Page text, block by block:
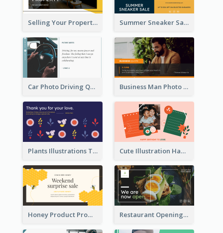
Selling Your Property Real Estate Twitter Post Summer Sneaker Sale Twitter Post
Car Photo Driving Quote Twitter Post Business Man Photo Business Quote Twitter Post
Plants Illustrations Thank You Twitter Post Cute Illustration Happy Birthday Twitter Post
Honey Product Promotion Twitter Post Restaurant Opening Promotion Twitter Post